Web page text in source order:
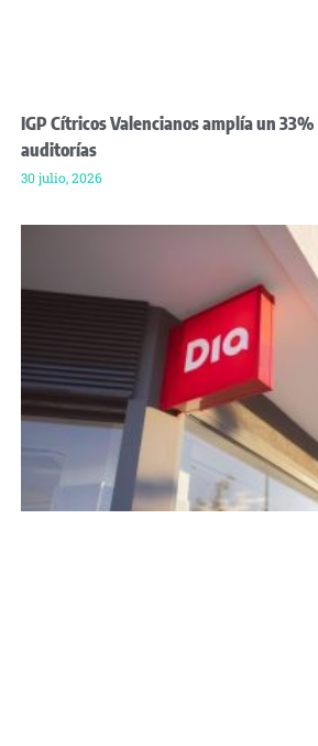
IGP Cítricos Valencianos amplía un
auditorías
30 julio, 2026